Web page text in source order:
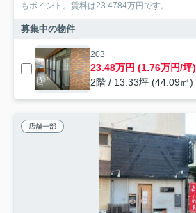
もポイント。賃料は23.4784万円です。
募集中の物件
203
23.48万円 (1.76万円/坪)
2階 / 13.33坪 (44.09㎡)
店舗一部